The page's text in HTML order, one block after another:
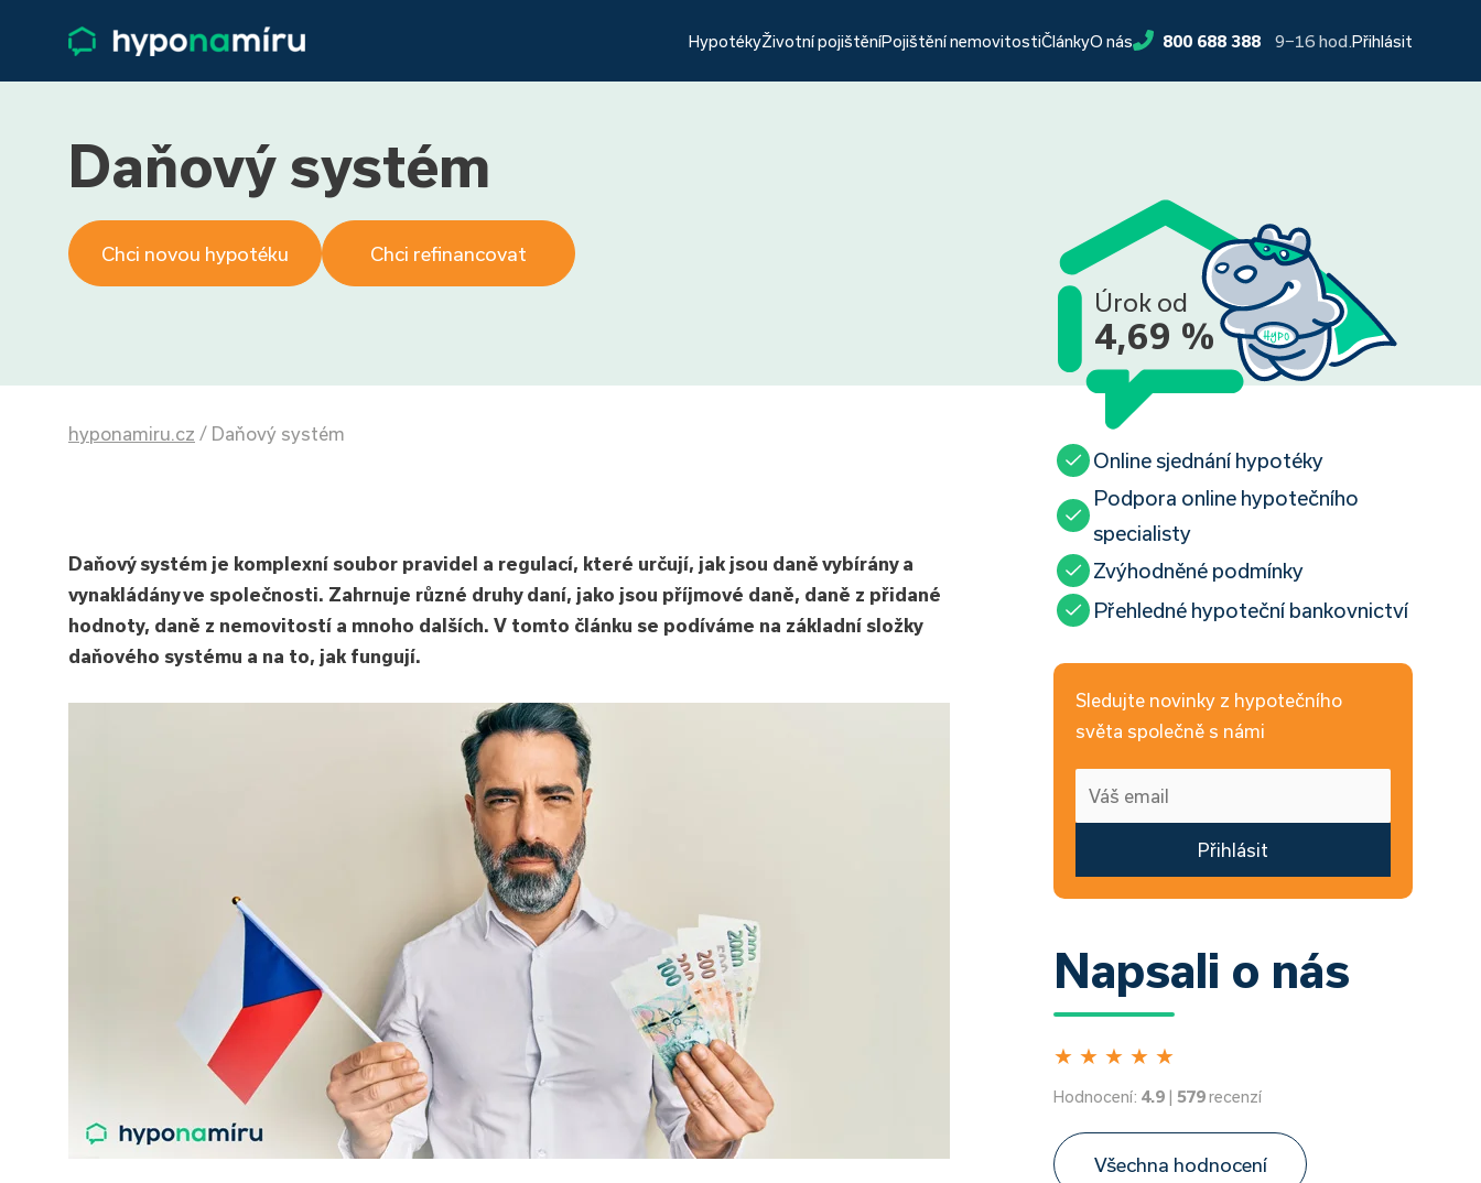
HypotékyŽivotní pojištěníPojištění nemovitostiČlánkyO nás 800 688 388 9−16 hod. Přihlásit
Daňový systém
Chci novou hypotéku Chci refinancovat
Úrok od
4,69 %
hyponamiru.cz / Daňový systém
Daňový systém je komplexní soubor pravidel a regulací, které určují, jak jsou daně vybírány a
vynakládány ve společnosti. Zahrnuje různé druhy daní, jako jsou příjmové daně, daně z přidané
hodnoty, daně z nemovitostí a mnoho dalších. V tomto článku se podíváme na základní složky
daňového systému a na to, jak fungují.
Online sjednání hypotéky
Podpora online hypotečního
specialisty
Zvýhodněné podmínky
Přehledné hypoteční bankovnictví
Sledujte novinky z hypotečního
světa společně s námi
Přihlásit
Napsali o nás
★ ★ ★ ★ ★
Hodnocení: 4.9 | 579recenzí
Všechna hodnocení